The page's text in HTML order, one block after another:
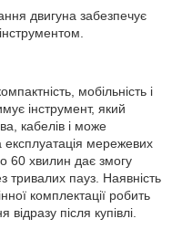
двигуна забезпечує
мобільність і
інструмент, який
кабелів і може
мережевих
60 хвилин дає змогу
тривалих пауз. Наявність
комплектації робить
після купівлі.